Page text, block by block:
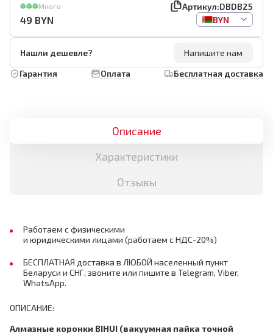
Много Артикул:DBDB25
49 BYN BYN
Нашли дешевле?
Напишите нам
Гарантия
Оплата Бесплатная доставка
Описание
Характеристики
Отзывы
Работаем с физическими
и юридическими лицами (работаем с НДС-20%)
БЕСПЛАТНАЯ доставка в ЛЮБОЙ населенный пункт
Беларуси и СНГ, звоните или пишите в Telegram, Viber,
WhatsApp.
ОПИСАНИЕ:
Алмазные коронки BIHUI (вакуумная пайка точной